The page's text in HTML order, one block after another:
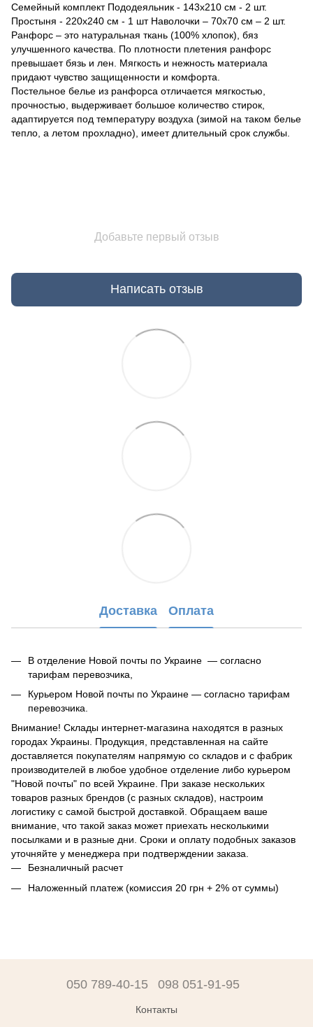
Семейный комплект Пододеяльник - 143х210 см - 2 шт.
Простыня - 220х240 см - 1 шт Наволочки – 70х70 см – 2 шт.
Ранфорс – это натуральная ткань (100% хлопок), бяз
улучшенного качества. По плотности плетения ранфорс
превышает бязь и лен. Мягкость и нежность материала
придают чувство защищенности и комфорта.
Постельное белье из ранфорса отличается мягкостью,
прочностью, выдерживает большое количество стирок,
адаптируется под температуру воздуха (зимой на таком белье
тепло, а летом прохладно), имеет длительный срок службы.
Добавьте первый отзыв
Написать отзыв
Доставка Оплата
В отделение Новой почты по Украине — согласно
тарифам перевозчика,
Курьером Новой почты по Украине — согласно тарифам
перевозчика.
Внимание! Склады интернет-магазина находятся в разных
городах Украины. Продукция, представленная на сайте
доставляется покупателям напрямую со складов и с фабрик
производителей в любое удобное отделение либо курьером
"Новой почты" по всей Украине. При заказе нескольких
товаров разных брендов (с разных складов), настроим
логистику с самой быстрой доставкой. Обращаем ваше
внимание, что такой заказ может приехать несколькими
посылками и в разные дни. Сроки и оплату подобных заказов
уточняйте у менеджера при подтверждении заказа.
Безналичный расчет
Наложенный платеж (комиссия 20 грн + 2% от суммы)
050 789-40-15 098 051-91-95
Контакты